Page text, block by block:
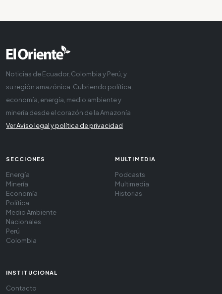
Noticias de Ecuador, Colombia y Perú, y
su región amazónica. Cubriendo política,
economía, energía, medio ambiente y
minería desde el corazón de la Amazonía
Ver Aviso legal y política de privacidad
SECCIONES
Energía
Minería
Economía
Política
Medio Ambiente
Nacionales
Perú
Colombia
MULTIMEDIA
Podcasts
Multimedia
Historias
INSTITUCIONAL
Contacto